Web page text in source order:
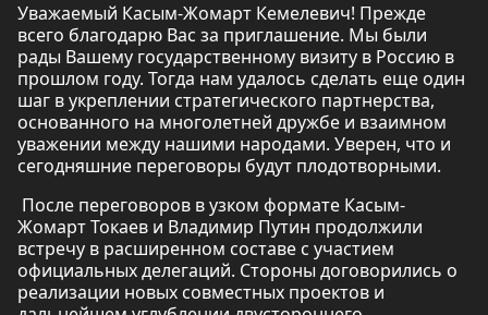
Уважаемый Касым-Жомарт Кемелевич! Прежде
всего благодарю Вас за приглашение. Мы были
рады Вашему государственному визиту в Россию в
прошлом году. Тогда нам удалось сделать еще один
шаг в укреплении стратегического партнерства,
основанного на многолетней дружбе и взаимном
уважении между нашими народами. Уверен, что и
сегодняшние переговоры будут плодотворными.
После переговоров в узком формате Касым-
Жомарт Токаев и Владимир Путин продолжили
встречу в расширенном составе с участием
официальных делегаций. Стороны договорились о
реализации новых совместных проектов и